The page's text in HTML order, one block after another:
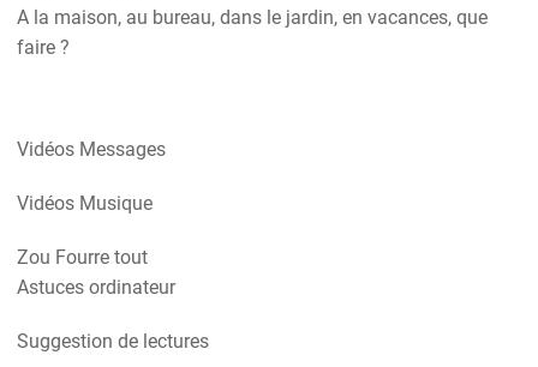
A la maison, au bureau, dans le jardin, en vacances, que
faire ?
Vidéos Messages
Vidéos Musique
Zou Fourre tout
Astuces ordinateur
Suggestion de lectures